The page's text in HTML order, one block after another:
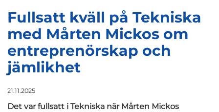
Fullsatt kväll på Tekniska
med Mårten Mickos om
entreprenörskap och
jämlikhet
21.11.2025
Det var fullsatt i Tekniska när Mårten Mickos